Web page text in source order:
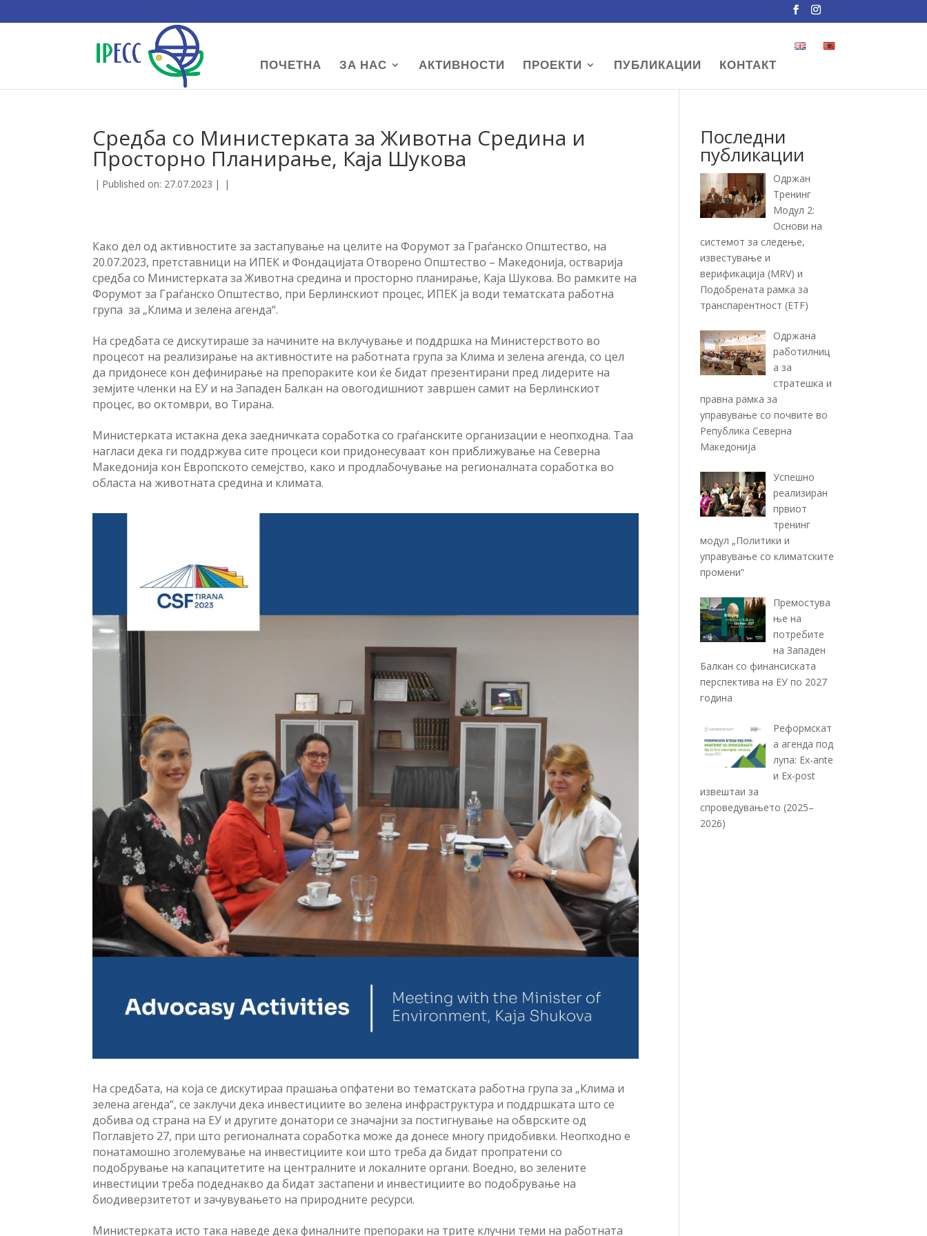
ПОЧЕТНА ЗА НАС АКТИВНОСТИ ПРОЕКТИ ПУБЛИКАЦИИ КОНТАКТ
Средба со Министерката за Животна Средина и
Просторно Планирање, Каја Шукова
| Published on: 27.07.2023 | |
Како дел од активностите за застапување на целите на Форумот за Граѓанско Општество, на
20.07.2023, претставници на ИПЕК и Фондацијата Отворено Општество – Македонија, остварија
средба со Министерката за Животна средина и просторно планирање, Каја Шукова. Во рамките на
Форумот за Граѓанско Општество, при Берлинскиот процес, ИПЕК ја води тематската работна
група за „Клима и зелена агенда“.
На средбата се дискутираше за начините на вклучување и поддршка на Министерството во
процесот на реализирање на активностите на работната група за Клима и зелена агенда, со цел
да придонесе кон дефинирање на препораките кои ќе бидат презентирани пред лидерите на
земјите членки на ЕУ и на Западен Балкан на овогодишниот завршен самит на Берлинскиот
процес, во октомври, во Тирана.
Министерката истакна дека заедничката соработка со граѓанските организации е неопходна. Таа
нагласи дека ги поддржува сите процеси кои придонесуваат кон приближување на Северна
Македонија кон Европското семејство, како и продлабочување на регионалната соработка во
областа на животната средина и климата.
На средбата, на која се дискутираа прашања опфатени во тематската работна група за „Клима и
зелена агенда“, се заклучи дека инвестициите во зелена инфраструктура и поддршката што се
добива од страна на ЕУ и другите донатори се значајни за постигнување на обврските од
Поглавјето 27, при што регионалната соработка може да донесе многу придобивки. Неопходно е
понатамошно зголемување на инвестициите кои што треба да бидат пропратени со
подобрување на капацитетите на централните и локалните органи. Воедно, во зелените
инвестиции треба подеднакво да бидат застапени и инвестициите во подобрување на
биодиверзитетот и зачувувањето на природните ресурси.
Министерката исто така наведе дека финалните препораки на трите клучни теми на работната
Последни
публикации
Одржан
Тренинг
Модул 2:
Основи на
системот за следење,
известување и
верификација (MRV) и
Подобрената рамка за
транспарентност (ETF)
Одржана
работилниц
а за
стратешка и
правна рамка за
управување со почвите во
Република Северна
Македонија
Успешно
реализиран
првиот
тренинг
модул „Политики и
управување со климатските
промени“
Премостува
ње на
потребите
на Западен
Балкан со финансиската
перспектива на ЕУ по 2027
година
Реформскат
а агенда под
лупа: Ex-ante
и Ex-post
извештаи за
спроведувањето (2025–
2026)